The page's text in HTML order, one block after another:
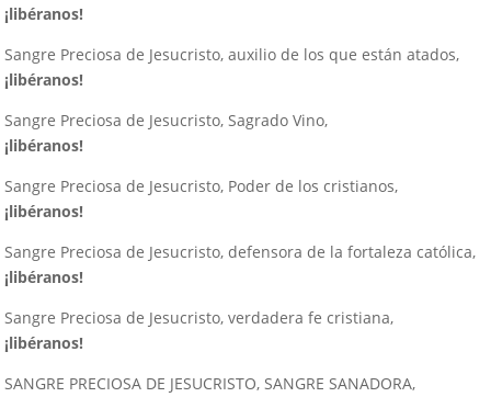
¡libéranos!
Sangre Preciosa de Jesucristo, auxilio de los que están atados,
¡libéranos!
Sangre Preciosa de Jesucristo, Sagrado Vino,
¡libéranos!
Sangre Preciosa de Jesucristo, Poder de los cristianos,
¡libéranos!
Sangre Preciosa de Jesucristo, defensora de la fortaleza católica,
¡libéranos!
Sangre Preciosa de Jesucristo, verdadera fe cristiana,
¡libéranos!
SANGRE PRECIOSA DE JESUCRISTO, SANGRE SANADORA,